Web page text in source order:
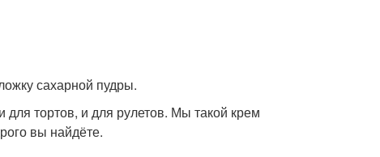
сахарной пудры.
тортов, и для рулетов. Мы такой крем
вы найдёте.